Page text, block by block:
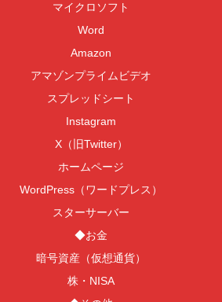
マイクロソフト
Word
Amazon
アマゾンプライムビデオ
スプレッドシート
Instagram
X（旧Twitter）
ホームページ
WordPress（ワードプレス）
スターサーバー
◆お金
暗号資産（仮想通貨）
株・NISA